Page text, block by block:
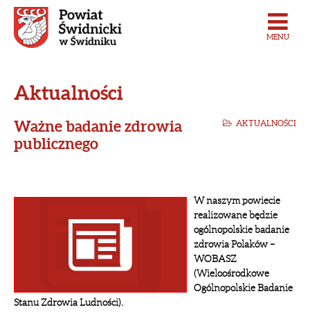
MENU
Aktualności
AKTUALNOŚCI
Ważne badanie zdrowia
publicznego
Wnaszym powiecie
realizowane będzie
ogólnopolskie badanie
zdrowia Polaków –
WOBASZ
(Wieloośrodkowe
Ogólnopolskie Badanie
Stanu Zdrowia Ludności).